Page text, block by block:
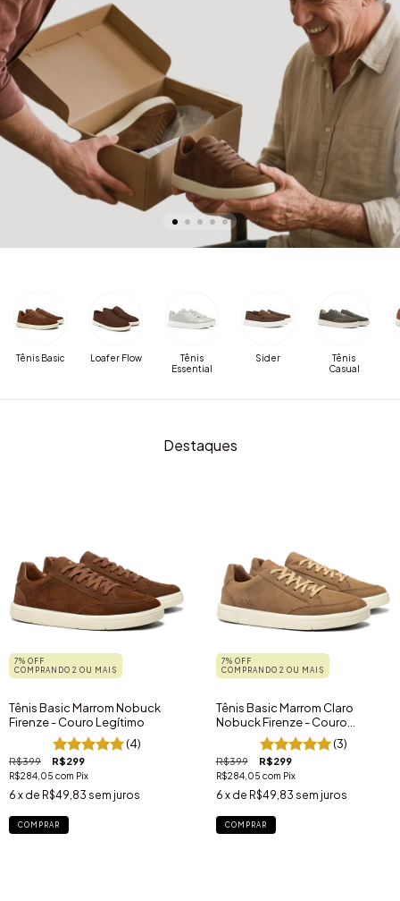
Tênis Basic Loafer Flow
Tênis
Essential
Sider
Tênis
Casual
Destaques
7% OFF
COMPRANDO 2 OU MAIS
Tênis Basic Marrom Nobuck
Firenze - Couro Legítimo
(4)
R$399 R$299
R$284,05 com Pix
6 x de R$49,83 sem juros
COMPRAR
7% OFF
COMPRANDO 2 OU MAIS
Tênis Basic Marrom Claro
Nobuck Firenze - Couro
(3)
R$399 R$299
R$284,05 com Pix
6 x de R$49,83 sem juros
COMPRAR